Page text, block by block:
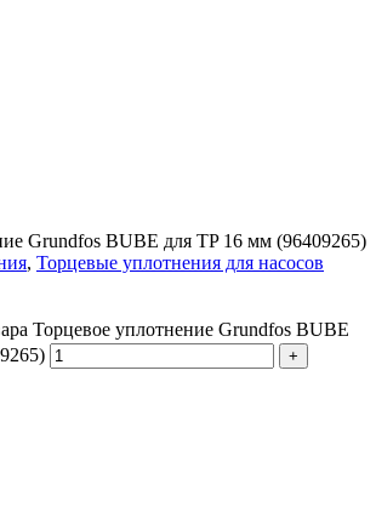
Grundfos BUBE для TP 16 мм (96409265)
, Торцевые уплотнения для насосов
Торцевое уплотнение Grundfos BUBE